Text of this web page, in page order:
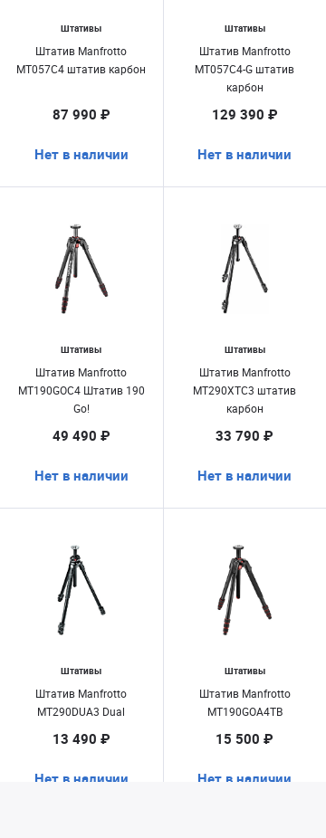
Штативы
Штатив Manfrotto
MT057C4 штатив карбон
87 990 ₽
Нет в наличии
Штативы
Штатив Manfrotto
MT057C4-G штатив
карбон
129 390 ₽
Нет в наличии
Штативы
Штатив Manfrotto
MT190GOC4 Штатив 190
Go!
49 490 ₽
Нет в наличии
Штативы
Штатив Manfrotto
MT290XTC3 штатив
карбон
33 790 ₽
Нет в наличии
Штативы
Штатив Manfrotto
MT290DUA3 Dual
13 490 ₽
Нет в наличии
Штативы
Штатив Manfrotto
MT190GOA4TB
15 500 ₽
Нет в наличии